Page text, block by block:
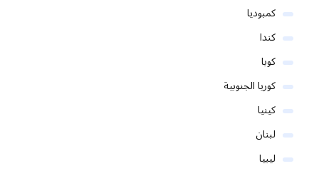
كمبوديا
كندا
كوبا
كوريا الجنوبية
كينيا
لبنان
ليبيا